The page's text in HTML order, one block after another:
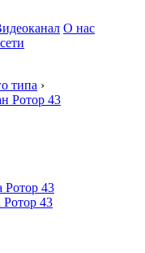
О нас
типа ›
Ротор 43
Ротор 43
43